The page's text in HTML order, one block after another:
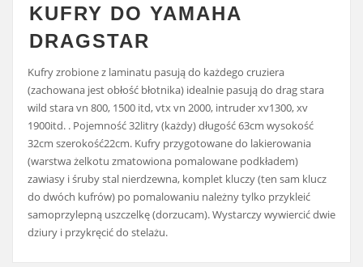
KUFRY DO YAMAHA
DRAGSTAR
Kufry zrobione z laminatu pasują do każdego cruziera
(zachowana jest obłość błotnika) idealnie pasują do drag stara
wild stara vn 800, 1500 itd, vtx vn 2000, intruder xv1300, xv
1900itd. . Pojemność 32litry (każdy) długość 63cm wysokość
32cm szerokość22cm. Kufry przygotowane do lakierowania
(warstwa żelkotu zmatowiona pomalowane podkładem)
zawiasy i śruby stal nierdzewna, komplet kluczy (ten sam klucz
do dwóch kufrów) po pomalowaniu należny tylko przykleić
samoprzylepną uszczelkę (dorzucam). Wystarczy wywiercić dwie
dziury i przykręcić do stelażu.